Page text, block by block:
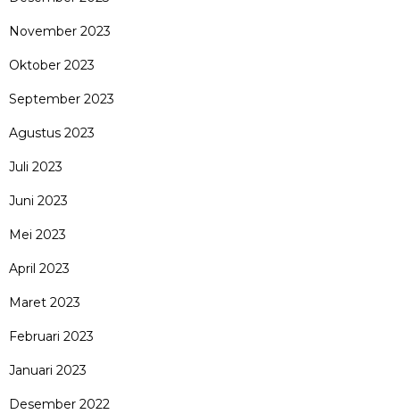
November 2023
Oktober 2023
September 2023
Agustus 2023
Juli 2023
Juni 2023
Mei 2023
April 2023
Maret 2023
Februari 2023
Januari 2023
Desember 2022